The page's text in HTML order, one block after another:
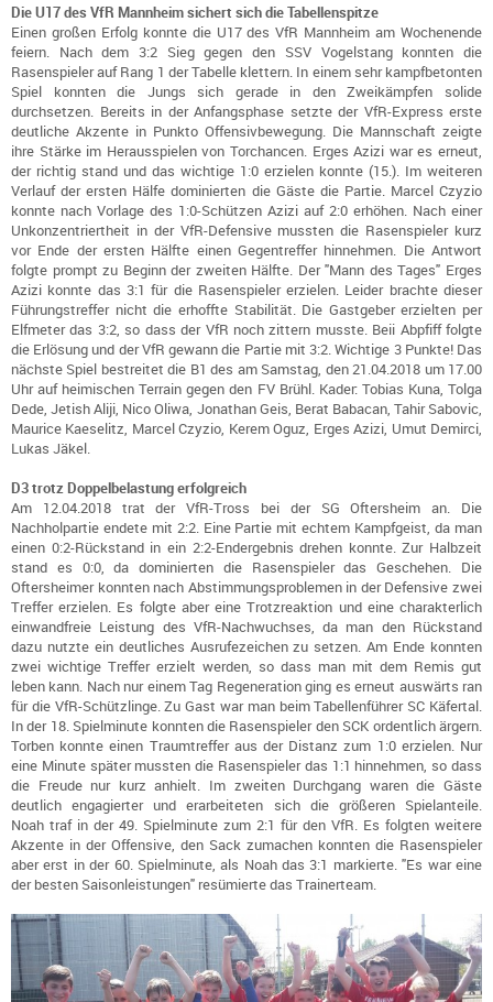
Die U17 des VfR Mannheim sichert sich die Tabellenspitze
Einen großen Erfolg konnte die U17 des VfR Mannheim am Wochenende
feiern. Nach dem 3:2 Sieg gegen den SSV Vogelstang konnten die
Rasenspieler auf Rang 1 der Tabelle klettern. In einem sehr kampfbetonten
Spiel konnten die Jungs sich gerade in den Zweikämpfen solide
durchsetzen. Bereits in der Anfangsphase setzte der VfR-Express erste
deutliche Akzente in Punkto Offensivbewegung. Die Mannschaft zeigte
ihre Stärke im Herausspielen von Torchancen. Erges Azizi war es erneut,
der richtig stand und das wichtige 1:0 erzielen konnte (15.). Im weiteren
Verlauf der ersten Hälfe dominierten die Gäste die Partie. Marcel Czyzio
konnte nach Vorlage des 1:0-Schützen Azizi auf 2:0 erhöhen. Nach einer
Unkonzentriertheit in der VfR-Defensive mussten die Rasenspieler kurz
vor Ende der ersten Hälfte einen Gegentreffer hinnehmen. Die Antwort
folgte prompt zu Beginn der zweiten Hälfte. Der "Mann des Tages" Erges
Azizi konnte das 3:1 für die Rasenspieler erzielen. Leider brachte dieser
Führungstreffer nicht die erhoffte Stabilität. Die Gastgeber erzielten per
Elfmeter das 3:2, so dass der VfR noch zittern musste. Beii Abpfiff folgte
die Erlösung und der VfR gewann die Partie mit 3:2. Wichtige 3 Punkte! Das
nächste Spiel bestreitet die B1 des am Samstag, den 21.04.2018 um 17.00
Uhr auf heimischen Terrain gegen den FV Brühl. Kader: Tobias Kuna, Tolga
Dede, Jetish Aliji, Nico Oliwa, Jonathan Geis, Berat Babacan, Tahir Sabovic,
Maurice Kaeselitz, Marcel Czyzio, Kerem Oguz, Erges Azizi, Umut Demirci,
Lukas Jäkel.
D3 trotz Doppelbelastung erfolgreich
Am 12.04.2018 trat der VfR-Tross bei der SG Oftersheim an. Die
Nachholpartie endete mit 2:2. Eine Partie mit echtem Kampfgeist, da man
einen 0:2-Rückstand in ein 2:2-Endergebnis drehen konnte. Zur Halbzeit
stand es 0:0, da dominierten die Rasenspieler das Geschehen. Die
Oftersheimer konnten nach Abstimmungsproblemen in der Defensive zwei
Treffer erzielen. Es folgte aber eine Trotzreaktion und eine charakterlich
einwandfreie Leistung des VfR-Nachwuchses, da man den Rückstand
dazu nutzte ein deutliches Ausrufezeichen zu setzen. Am Ende konnten
zwei wichtige Treffer erzielt werden, so dass man mit dem Remis gut
leben kann. Nach nur einem Tag Regeneration ging es erneut auswärts ran
für die VfR-Schützlinge. Zu Gast war man beim Tabellenführer SC Käfertal.
In der 18. Spielminute konnten die Rasenspieler den SCK ordentlich ärgern.
Torben konnte einen Traumtreffer aus der Distanz zum 1:0 erzielen. Nur
eine Minute später mussten die Rasenspieler das 1:1 hinnehmen, so dass
die Freude nur kurz anhielt. Im zweiten Durchgang waren die Gäste
deutlich engagierter und erarbeiteten sich die größeren Spielanteile.
Noah traf in der 49. Spielminute zum 2:1 für den VfR. Es folgten weitere
Akzente in der Offensive, den Sack zumachen konnten die Rasenspieler
aber erst in der 60. Spielminute, als Noah das 3:1 markierte. "Es war eine
der besten Saisonleistungen" resümierte das Trainerteam.